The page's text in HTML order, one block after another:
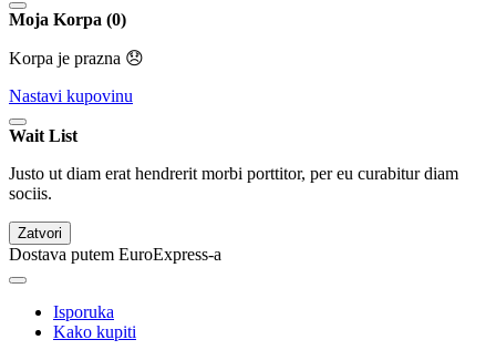
Moja Korpa (0)
Korpa je prazna 😞
Nastavi kupovinu
Wait List
Justo ut diam erat hendrerit morbi porttitor, per eu curabitur diam
sociis.
Zatvori
Dostava putem EuroExpress-a
Isporuka
Kako kupiti